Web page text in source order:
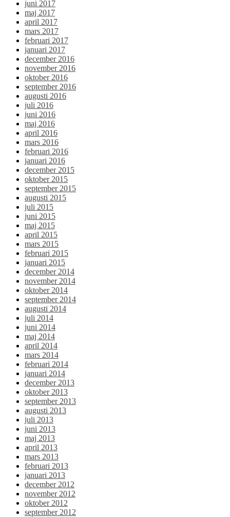
juni 2017
maj 2017
april 2017
mars 2017
februari 2017
januari 2017
december 2016
november 2016
oktober 2016
september 2016
augusti 2016
juli 2016
juni 2016
maj 2016
april 2016
mars 2016
februari 2016
januari 2016
december 2015
oktober 2015
september 2015
augusti 2015
juli 2015
juni 2015
maj 2015
april 2015
mars 2015
februari 2015
januari 2015
december 2014
november 2014
oktober 2014
september 2014
augusti 2014
juli 2014
juni 2014
maj 2014
april 2014
mars 2014
februari 2014
januari 2014
december 2013
oktober 2013
september 2013
augusti 2013
juli 2013
juni 2013
maj 2013
april 2013
mars 2013
februari 2013
januari 2013
december 2012
november 2012
oktober 2012
september 2012